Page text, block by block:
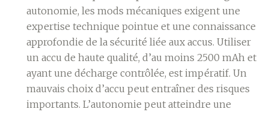
autonomie, les mods mécaniques exigent une
expertise technique pointue et une connaissance
approfondie de la sécurité liée aux accus. Utiliser
un accu de haute qualité, d’au moins 2500 mAh et
ayant une décharge contrôlée, est impératif. Un
mauvais choix d’accu peut entraîner des risques
importants. L’autonomie peut atteindre une